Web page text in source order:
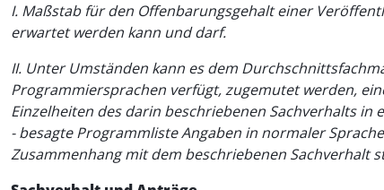
I. Maßstab für den Offenbarungsgehalt einer
erwartet werden kann und darf.
II. Unter Umständen kann es dem
Programmiersprachen verfügt, zugemutet werden,
Einzelheiten des darin beschriebenen Sachverhalts
- besagte Programmliste Angaben in normaler
Zusammenhang mit dem beschriebenen Sachverhalt